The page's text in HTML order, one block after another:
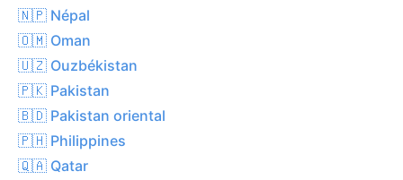
🇳🇵 Népal
🇴🇲 Oman
🇺🇿 Ouzbékistan
🇵🇰 Pakistan
🇧🇩 Pakistan oriental
🇵🇭 Philippines
🇶🇦 Qatar